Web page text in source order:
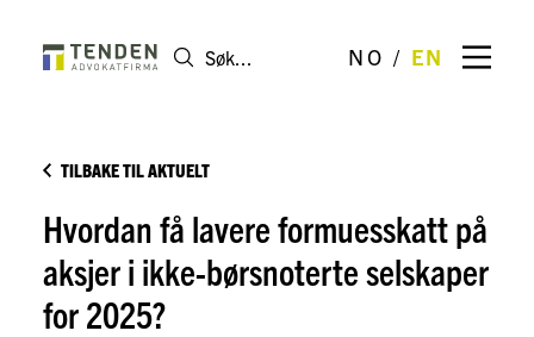
NO EN
TILBAKE TIL AKTUELT
Hvordan få lavere formuesskatt på
aksjer i ikke-børsnoterte selskaper
for 2025?